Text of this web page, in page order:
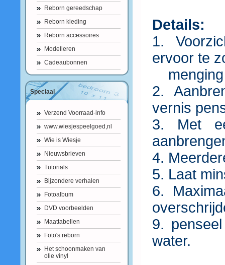
Reborn gereedschap
Reborn kleding
Reborn accessoires
Modelleren
Cadeaubonnen
Speciaal
Verzend Voorraad-info
www.wiesjespeelgoed,nl
Wie is Wiesje
Nieuwsbrieven
Tutorials
Bijzondere verhalen
Fotoalbum
DVD voorbeelden
Maattabellen
Foto's reborn
Het schoonmaken van
olie vinyl
Details:
1.
ervoor te
menging
2.
vernis
3. Met
4.
5. Laat
6.
9.
water.